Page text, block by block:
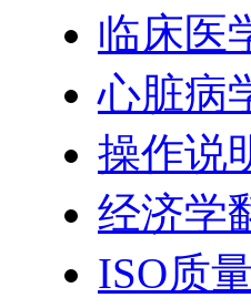
临床医
心脏病
操作说
经济学
ISO质